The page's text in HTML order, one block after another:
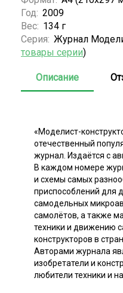
Год: 2009
Вес: 134 г
Серия: Журнал
товары серии)
Описание
«Моделист-
отечественный
журнал. Издаётся с
В каждом номере
и схемы самых
приспособлений для
самодельных
самолётов, а также
техники и движению
конструкторов в
Авторами журнала
изобретатели и
любители техники и